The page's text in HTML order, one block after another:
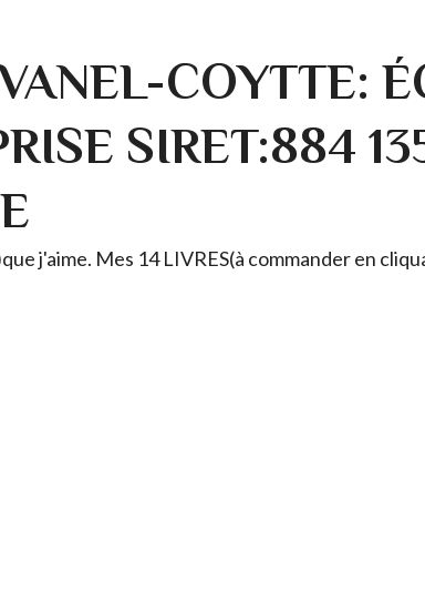
COYTTE:
SIRET:884
j'aime. Mes 14 LIVRES(à commander en